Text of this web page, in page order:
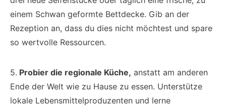
einem Schwan geformte Bettdecke. Gib an der
Rezeption an, dass du dies nicht möchtest und spare
so wertvolle Ressourcen.
5. Probier die regionale Küche, anstatt am anderen
Ende der Welt wie zu Hause zu essen. Unterstütze
lokale Lebensmittelproduzenten und lerne